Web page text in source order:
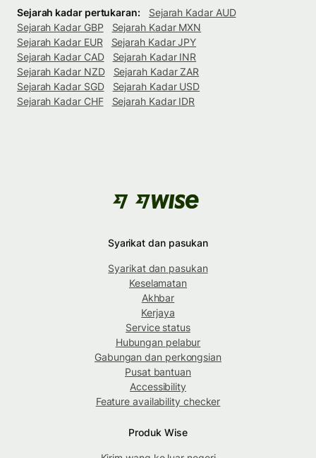
Sejarah kadar pertukaran:
Sejarah Kadar AUD
Sejarah Kadar GBP
Sejarah Kadar MXN
Sejarah Kadar EUR
Sejarah Kadar JPY
Sejarah Kadar CAD
Sejarah Kadar INR
Sejarah Kadar NZD
Sejarah Kadar ZAR
Sejarah Kadar SGD
Sejarah Kadar USD
Sejarah Kadar CHF
Sejarah Kadar IDR
Syarikat dan pasukan
Syarikat dan pasukan
Keselamatan
Akhbar
Kerjaya
Service status
Hubungan pelabur
Gabungan dan perkongsian
Pusat bantuan
Accessibility
Feature availability checker
Produk Wise